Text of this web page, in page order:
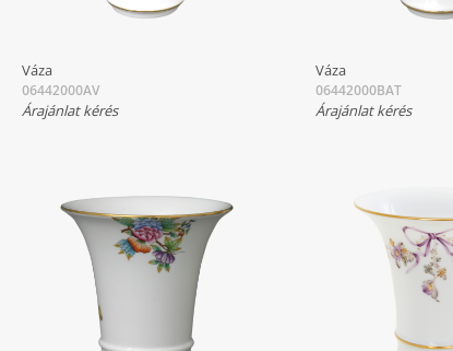
Váza
06442000AV
Árajánlat kérés
Váza
06442000BAT
Árajánlat kérés